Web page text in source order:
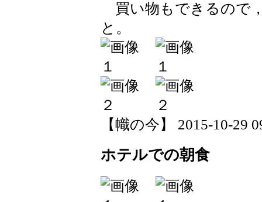
買い物もできるので
と。
【幟の今】 2015-10-29
ホテルでの朝食